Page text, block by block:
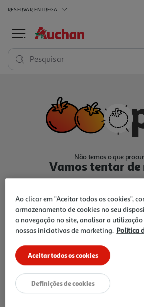
RESERVAR ENTREGA
Pesquisar
Não temos o que
Vamos tentar de
Ir para Homepage
Folhetos
Ao clicar em "Aceitar todos os cookies",
armazenamento de cookies no seu
a navegação no site, analisar a
nossas iniciativas de marketing. Política
Aceitar todos os cookies
Definições de cookies